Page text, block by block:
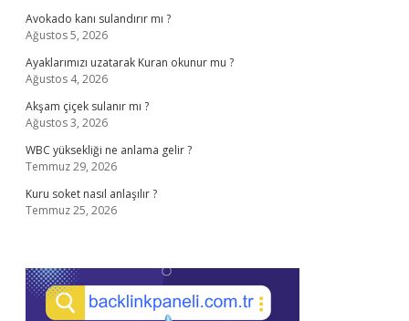
Avokado kanı sulandırır mı ?
Ağustos 5, 2026
Ayaklarımızı uzatarak Kuran okunur mu ?
Ağustos 4, 2026
Akşam çiçek sulanır mı ?
Ağustos 3, 2026
WBC yüksekliği ne anlama gelir ?
Temmuz 29, 2026
Kuru soket nasıl anlaşılır ?
Temmuz 25, 2026